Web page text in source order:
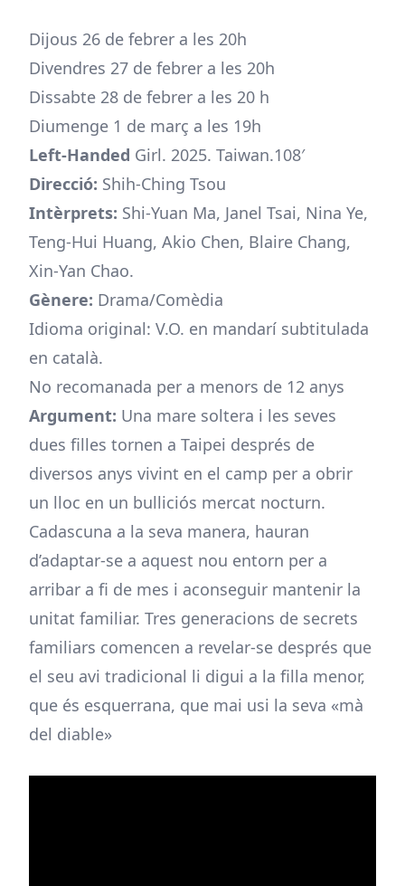
Dijous 26 de febrer a les 20h
Divendres 27 de febrer a les 20h
Dissabte 28 de febrer a les 20 h
Diumenge 1 de març a les 19h
Left-Handed Girl. 2025. Taiwan.108′
Direcció: Shih-Ching Tsou
Intèrprets: Shi-Yuan Ma, Janel Tsai, Nina Ye,
Teng-Hui Huang, Akio Chen, Blaire Chang,
Xin-Yan Chao.
Gènere: Drama/Comèdia
Idioma original: V.O. en mandarí subtitulada
en català.
No recomanada per a menors de 12 anys
Argument: Una mare soltera i les seves
dues filles tornen a Taipei després de
diversos anys vivint en el camp per a obrir
un lloc en un bulliciós mercat nocturn.
Cadascuna a la seva manera, hauran
d’adaptar-se a aquest nou entorn per a
arribar a fi de mes i aconseguir mantenir la
unitat familiar. Tres generacions de secrets
familiars comencen a revelar-se després que
el seu avi tradicional li digui a la filla menor,
que és esquerrana, que mai usi la seva «mà
del diable»